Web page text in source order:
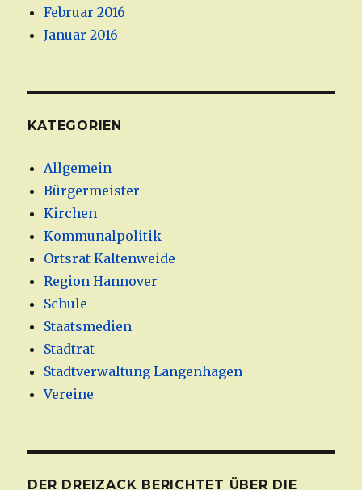
Februar 2016
Januar 2016
KATEGORIEN
Allgemein
Bürgermeister
Kirchen
Kommunalpolitik
Ortsrat Kaltenweide
Region Hannover
Schule
Staatsmedien
Stadtrat
Stadtverwaltung Langenhagen
Vereine
DER DREIZACK BERICHTET ÜBER DIE